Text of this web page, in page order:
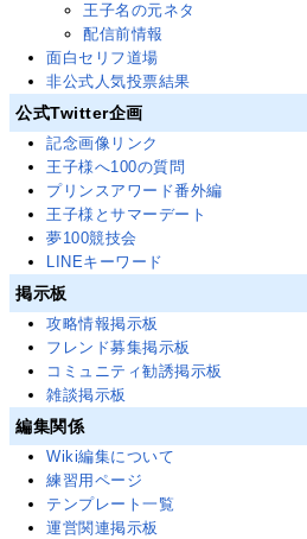
王子名の元ネタ
配信前情報
面白セリフ道場
非公式人気投票結果
公式Twitter企画
記念画像リンク
王子様へ100の質問
プリンスアワード番外編
王子様とサマーデート
夢100競技会
LINEキーワード
掲示板
攻略情報掲示板
フレンド募集掲示板
コミュニティ勧誘掲示板
雑談掲示板
編集関係
Wiki編集について
練習用ページ
テンプレート一覧
運営関連掲示板